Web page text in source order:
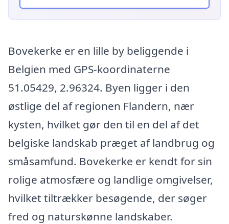
Bovekerke er en lille by beliggende i
Belgien med GPS-koordinaterne
51.05429, 2.96324. Byen ligger i den
østlige del af regionen Flandern, nær
kysten, hvilket gør den til en del af det
belgiske landskab præget af landbrug og
småsamfund. Bovekerke er kendt for sin
rolige atmosfære og landlige omgivelser,
hvilket tiltrækker besøgende, der søger
fred og naturskønne landskaber.